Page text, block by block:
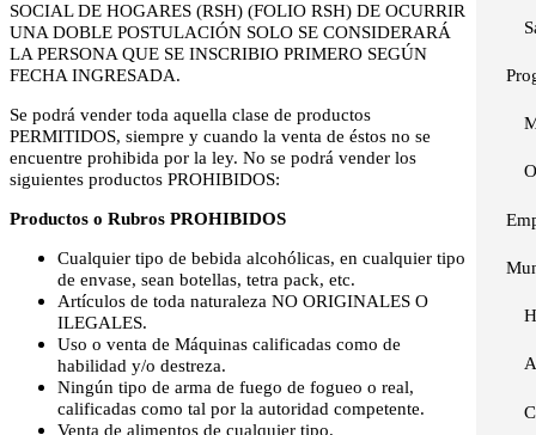
SOCIAL DE HOGARES (RSH) (FOLIO RSH) DE OCURRIR
UNA DOBLE POSTULACIÓN SOLO SE CONSIDERARÁ
LA PERSONA QUE SE INSCRIBIO PRIMERO SEGÚN
FECHA INGRESADA.
Se podrá vender toda aquella clase de productos
PERMITIDOS, siempre y cuando la venta de éstos no se
encuentre prohibida por la ley. No se podrá vender los
siguientes productos PROHIBIDOS:
Productos o Rubros PROHIBIDOS
Cualquier tipo de bebida alcohólicas, en cualquier tipo
de envase, sean botellas, tetra pack, etc.
Artículos de toda naturaleza NO ORIGINALES O
ILEGALES.
Uso o venta de Máquinas calificadas como de
habilidad y/o destreza.
Ningún tipo de arma de fuego de fogueo o real,
calificadas como tal por la autoridad competente.
Venta de alimentos de cualquier tipo.